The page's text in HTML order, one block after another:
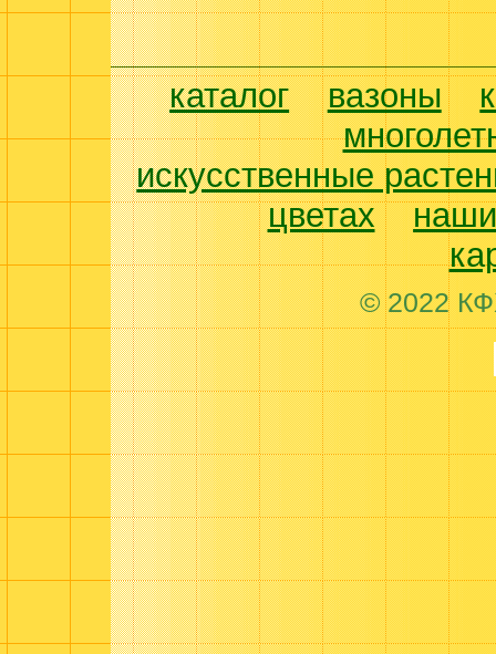
каталог вазоны
искусственные
цветах
© 2022